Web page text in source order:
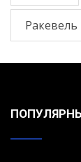
Ракевель